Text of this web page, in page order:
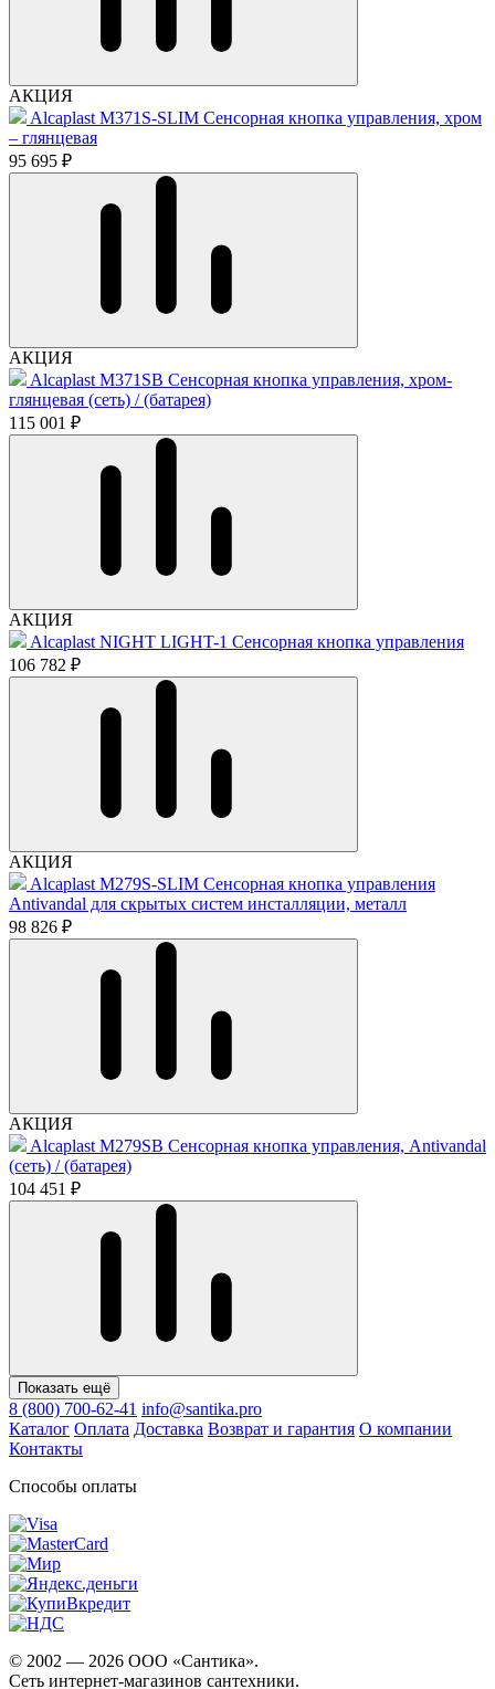
АКЦИЯ
Alcaplast M371S-SLIM Сенсорная кнопка управления, хром
– глянцевая
95 695 ₽
АКЦИЯ
Alcaplast M371SB Cенсорная кнопка управления, хром-
глянцевая (сеть) / (батарея)
115 001 ₽
АКЦИЯ
Alcaplast NIGHT LIGHT-1 Сенсорная кнопка управления
106 782 ₽
АКЦИЯ
Alcaplast M279S-SLIM Сенсорная кнопка управления
Antivandal для скрытых систем инсталляции, металл
98 826 ₽
АКЦИЯ
Alcaplast M279SB Cенсорная кнопка управления, Аntivandal
(сеть) / (батарея)
104 451 ₽
Показать ещё
8 (800) 700-62-41 info@santika.pro
Каталог Оплата Доставка Возврат и гарантия О компании
Контакты
Способы оплаты
© 2002 — 2026 ООО «Сантика».
Сеть интернет-магазинов сантехники.